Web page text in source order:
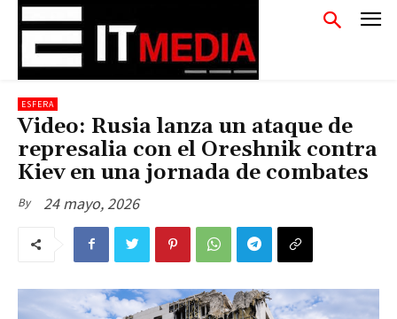
ESFERA
Video: Rusia lanza un ataque de
represalia con el Oreshnik contra
Kiev en una jornada de combates
By 24 mayo, 2026